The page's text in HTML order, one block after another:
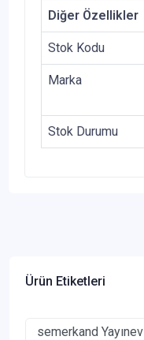
Diğer Özellikler
Stok Kodu
Marka
Stok Durumu
Ürün Etiketleri
semerkand